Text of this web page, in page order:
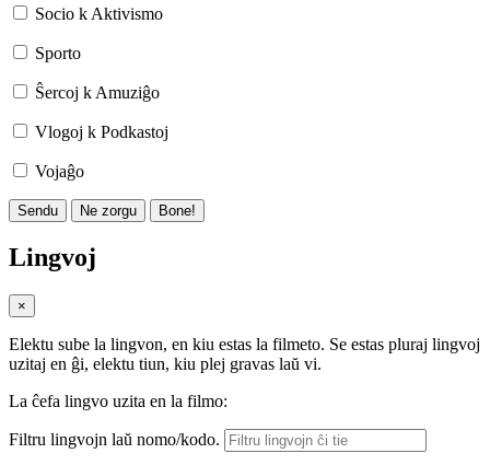
Socio k Aktivismo
Sporto
Ŝercoj k Amuziĝo
Vlogoj k Podkastoj
Vojaĝo
Sendu Ne zorgu Bone!
Lingvoj
×
Elektu sube la lingvon, en kiu estas la filmeto. Se estas pluraj lingvoj
uzitaj en ĝi, elektu tiun, kiu plej gravas laŭ vi.
La ĉefa lingvo uzita en la filmo:
Filtru lingvojn laŭ nomo/kodo.